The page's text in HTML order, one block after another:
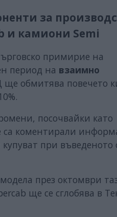
за
и камиони Semi
примирие на
период на взаимно
обмитява повечето
посочвайки като
са коментирали
при въведеното
през октомври
ще се сглобява в